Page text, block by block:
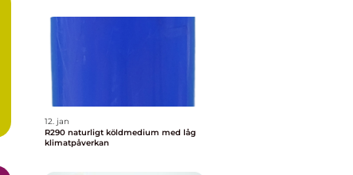
12. jan
R290 naturligt köldmedium med låg
klimatpåverkan